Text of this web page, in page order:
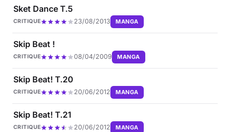
Sket Dance T.5
CRITIQUE 23/08/2013 MANGA
Skip Beat !
CRITIQUE 08/04/2009 MANGA
Skip Beat! T.20
CRITIQUE 20/06/2012 MANGA
Skip Beat! T.21
CRITIQUE 20/06/2012 MANGA